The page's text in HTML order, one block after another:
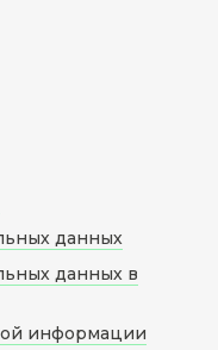
данных
данных в
информации